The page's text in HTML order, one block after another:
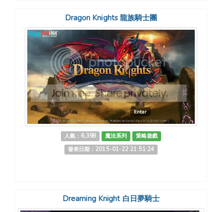
Dragon Knights 龍族騎士團
人氣：6,398 魔法系列
策略遊戲
發表日期：2015-01-22 21:51:24
Dreaming Knight 白日夢騎士